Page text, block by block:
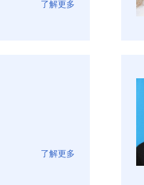
了解更多
了解更多